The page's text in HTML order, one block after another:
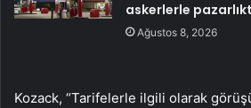
askerlerle
Ağustos 8, 2026
Kozack, “Tarifelerle ilgili olarak